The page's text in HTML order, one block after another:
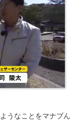
うなことをマナブん